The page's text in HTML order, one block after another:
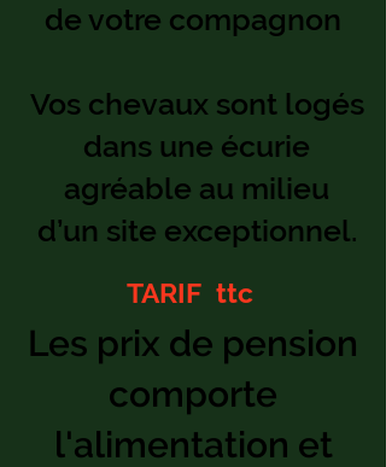
de votre compagnon
Vos chevaux sont logés
dans une écurie
agréable au milieu
d’un site exceptionnel.
TARIF ttc
Les prix de pension
comporte
l'alimentation et